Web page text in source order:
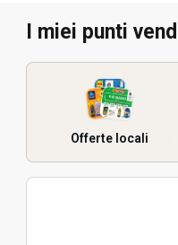
I miei punti
Offerte locali